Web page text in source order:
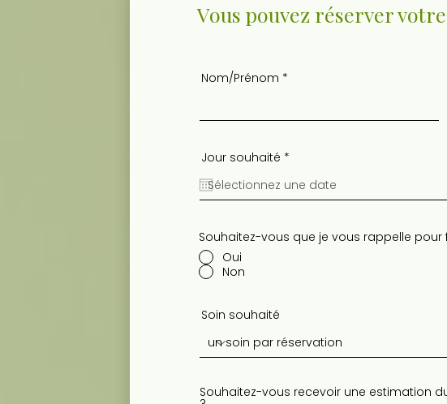
Vous pouvez réserver
Nom/Prénom
Jour souhaité *
q
u
i
d
Souhaitez-vous que je vous rappelle pour
Oui
Non
Soin souhaité
Souhaitez-vous recevoir une estimation